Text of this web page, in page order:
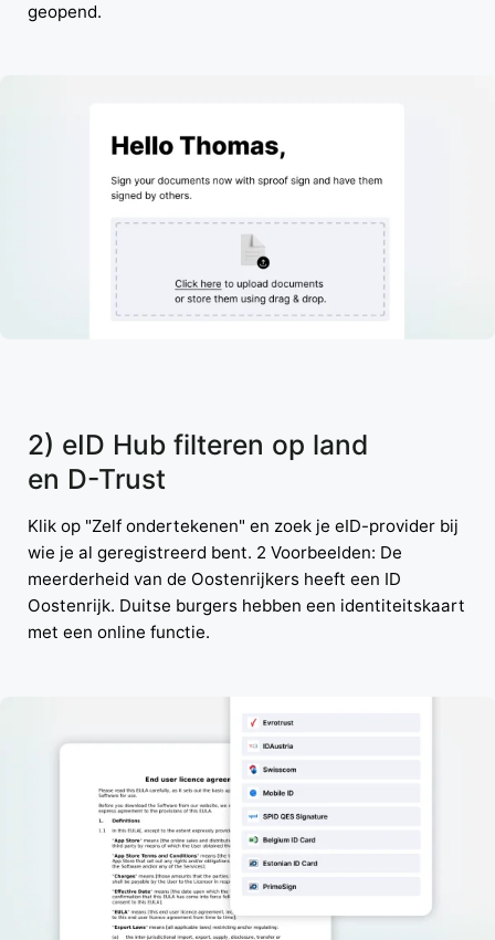
geopend.
2) eID Hub filteren op land
en D-Trust
Klik op "Zelf ondertekenen" en zoek je eID-provider bij
wie je al geregistreerd bent. 2 Voorbeelden: De
meerderheid van de Oostenrijkers heeft een ID
Oostenrijk. Duitse burgers hebben een identiteitskaart
met een online functie.